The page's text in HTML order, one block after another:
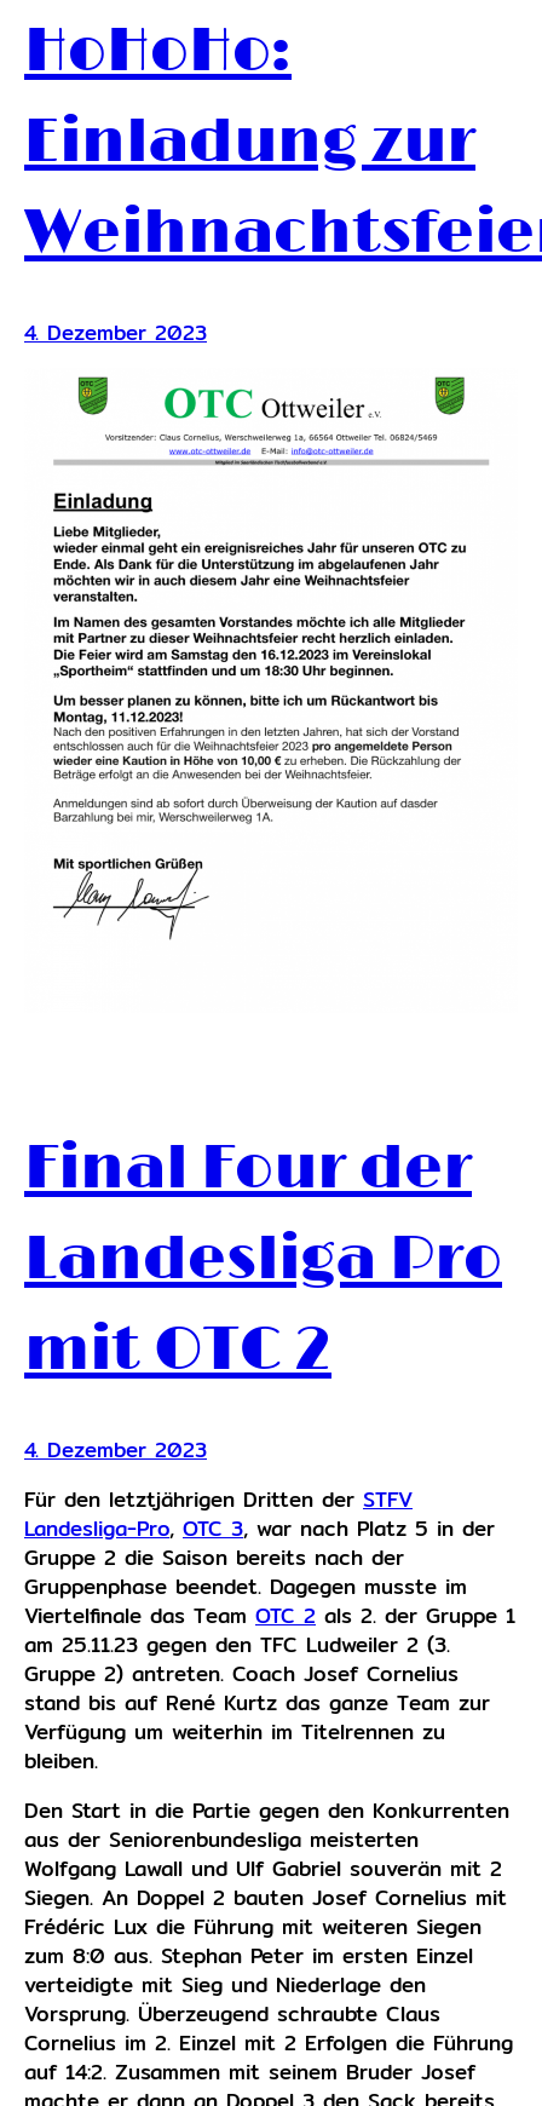
HoHoHo:
Einladung zur
4. Dezember 2023
Final Four der
Landesliga Pro
mit OTC 2
4. Dezember 2023
Für den letztjährigen Dritten der STFV
Landesliga-Pro, OTC 3, war nach Platz 5 in der
Gruppe 2 die Saison bereits nach der
Gruppenphase beendet. Dagegen musste im
Viertelfinale das Team OTC 2 als 2. der Gruppe 1
am 25.11.23 gegen den TFC Ludweiler 2 (3.
Gruppe 2) antreten. Coach Josef Cornelius
stand bis auf René Kurtz das ganze Team zur
Verfügung um weiterhin im Titelrennen zu
bleiben.
Den Start in die Partie gegen den Konkurrenten
aus der Seniorenbundesliga meisterten
Wolfgang Lawall und Ulf Gabriel souverän mit 2
Siegen. An Doppel 2 bauten Josef Cornelius mit
Frédéric Lux die Führung mit weiteren Siegen
zum 8:0 aus. Stephan Peter im ersten Einzel
verteidigte mit Sieg und Niederlage den
Vorsprung. Überzeugend schraubte Claus
Cornelius im 2. Einzel mit 2 Erfolgen die Führung
auf 14:2. Zusammen mit seinem Bruder Josef